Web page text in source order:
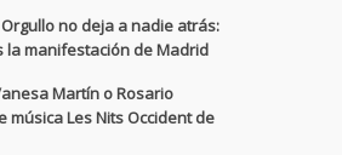
no deja a nadie atrás:
la manifestación de Madrid
Martín o Rosario
música Les Nits Occident de